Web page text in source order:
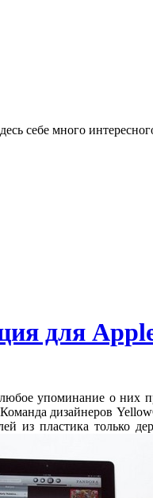
себе много
для
упоминание о них
дизайнеров
из пластика только